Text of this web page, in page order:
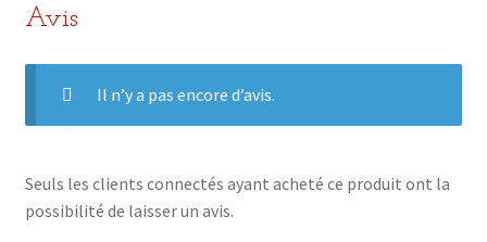
Avis
Il n’y a pas encore d’avis.
Seuls les clients connectés ayant acheté ce produit ont la
possibilité de laisser un avis.